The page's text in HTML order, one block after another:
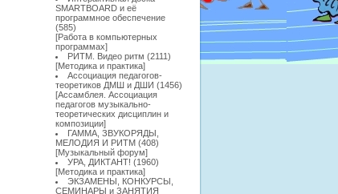
SMARTBOARD и её
программное обеспечение
(585)
[Работа в компьютерных
программах]
РИТМ. Видео ритм (2111)
[Методика и практика]
Ассоциация педагогов-
теоретиков ДМШ и ДШИ (1456)
[Ассамблея. Ассоциация
педагогов музыкально-
теоретических дисциплин и
композиции]
ГАММА, ЗВУКОРЯДЫ,
МЕЛОДИЯ И РИТМ (408)
[Музыкальный форум]
УРА, ДИКТАНТ! (1960)
[Методика и практика]
ЭКЗАМЕНЫ, КОНКУРСЫ,
СЕМИНАРЫ и ЗАНЯТИЯ